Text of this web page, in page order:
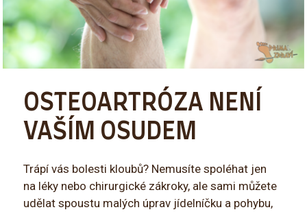
OSTEOARTRÓZA NENÍ
VAŠÍM OSUDEM
Trápí vás bolesti kloubů? Nemusíte spoléhat jen
na léky nebo chirurgické zákroky, ale sami můžete
udělat spoustu malých úprav jídelníčku a pohybu,